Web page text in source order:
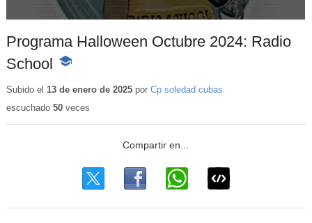
Programa Halloween Octubre 2024: Radio
School
-
educativo
Subido el 13 de enero de 2025por Cp soledad cubas
escuchado 50veces